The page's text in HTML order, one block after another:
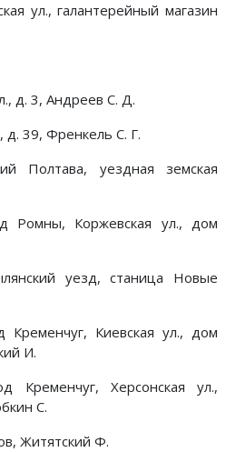
ул., галантерейный магазин
д. 3, Андреев С. Д.
д. 39, Френкель С. Г.
Полтава, уездная земская
Ромны, Коржевская ул., дом
уезд, станица Новые
Кременчуг, Киевская ул., дом
И.
Кременчуг, Херсонская ул.,
С.
Житятский Ф.